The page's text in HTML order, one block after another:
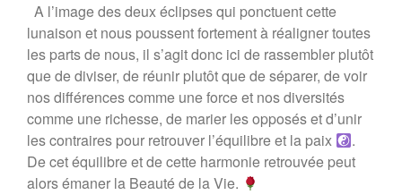
A l’image des deux éclipses qui ponctuent cette
lunaison et nous poussent fortement à réaligner toutes
les parts de nous, il s’agit donc ici de rassembler plutôt
que de diviser, de réunir plutôt que de séparer, de voir
nos différences comme une force et nos diversités
comme une richesse, de marier les opposés et d’unir
les contraires pour retrouver l’équilibre et la paix
.
De cet équilibre et de cette harmonie retrouvée peut
alors émaner la Beauté de la Vie.